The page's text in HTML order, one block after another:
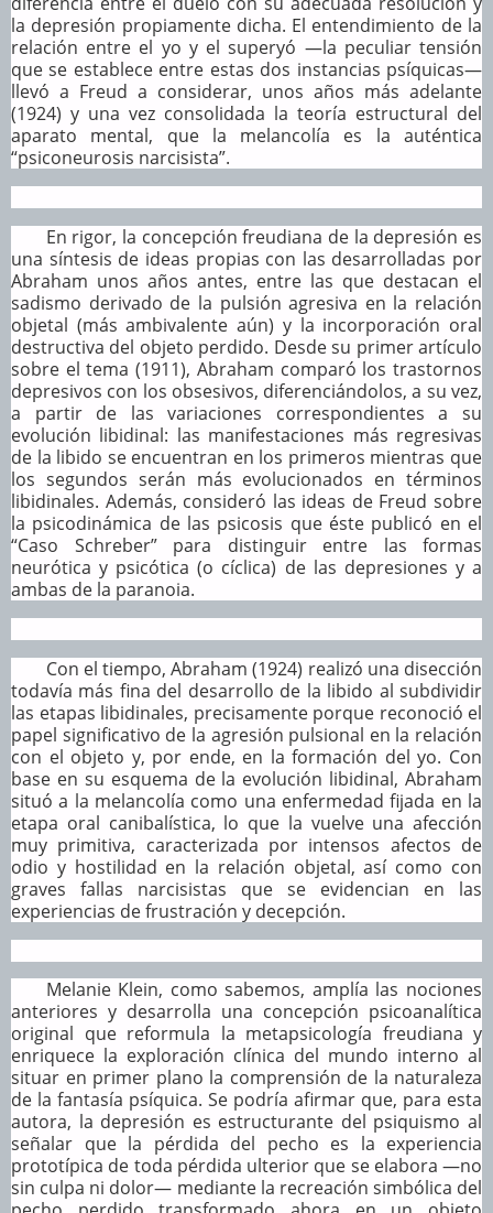
la depresión propiamente dicha. El entendimiento de la
relación entre el yo y el superyó —la peculiar tensión
que se establece entre estas dos instancias psíquicas—
llevó a Freud a considerar, unos años más adelante
(1924) y una vez consolidada la teoría estructural del
aparato mental, que la melancolía es la auténtica
“psiconeurosis narcisista”.
En rigor, la concepción freudiana de la depresión es
una síntesis de ideas propias con las desarrolladas por
Abraham unos años antes, entre las que destacan el
sadismo derivado de la pulsión agresiva en la relación
objetal (más ambivalente aún) y la incorporación oral
destructiva del objeto perdido. Desde su primer artículo
sobre el tema (1911), Abraham comparó los trastornos
depresivos con los obsesivos, diferenciándolos, a su vez,
a partir de las variaciones correspondientes a su
evolución libidinal: las manifestaciones más regresivas
de la libido se encuentran en los primeros mientras que
los segundos serán más evolucionados en términos
libidinales. Además, consideró las ideas de Freud sobre
la psicodinámica de las psicosis que éste publicó en el
“Caso Schreber” para distinguir entre las formas
neurótica y psicótica (o cíclica) de las depresiones y a
ambas de la paranoia.
Con el tiempo, Abraham (1924) realizó una disección
todavía más fina del desarrollo de la libido al subdividir
las etapas libidinales, precisamente porque reconoció el
papel significativo de la agresión pulsional en la relación
con el objeto y, por ende, en la formación del yo. Con
base en su esquema de la evolución libidinal, Abraham
situó a la melancolía como una enfermedad fijada en la
etapa oral canibalística, lo que la vuelve una afección
muy primitiva, caracterizada por intensos afectos de
odio y hostilidad en la relación objetal, así como con
graves fallas narcisistas que se evidencian en las
experiencias de frustración y decepción.
Melanie Klein, como sabemos, amplía las nociones
anteriores y desarrolla una concepción psicoanalítica
original que reformula la metapsicología freudiana y
enriquece la exploración clínica del mundo interno al
situar en primer plano la comprensión de la naturaleza
de la fantasía psíquica. Se podría afirmar que, para esta
autora, la depresión es estructurante del psiquismo al
señalar que la pérdida del pecho es la experiencia
prototípica de toda pérdida ulterior que se elabora —no
sin culpa ni dolor— mediante la recreación simbólica del